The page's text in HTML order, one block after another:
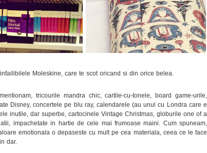
Moleskine, care te scot oricand si din orice belea.
tricourile mandra chic, cartile-cu-tonele, board game-urile,
Disney, concertele pe blu ray, calendarele (au unul cu Londra care e
inutile, dar superbe, cartocinele Vintage Christmas, globurile one of a
impachetate in hartie de cele mai frumoase maini. Cum spuneam,
emotionala o depaseste cu mult pe cea materiala, ceea ce le face
dar.